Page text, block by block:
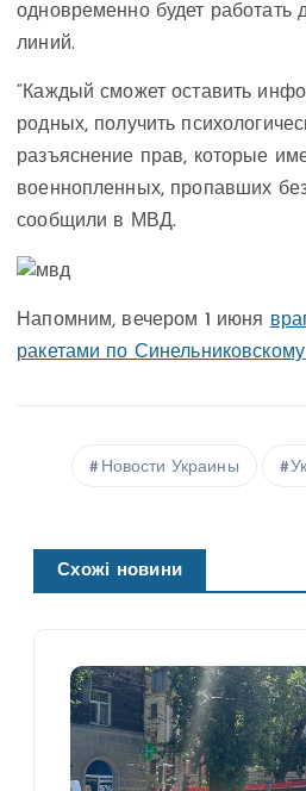
одновременно будет работать
линий.
“Каждый сможет оставить
родных, получить
разъяснение прав, которые
военнопленных, пропавших
сообщили в МВД.
Напомним, вечером 1 июня
ракетами по
Новости Украины
Схожі новини